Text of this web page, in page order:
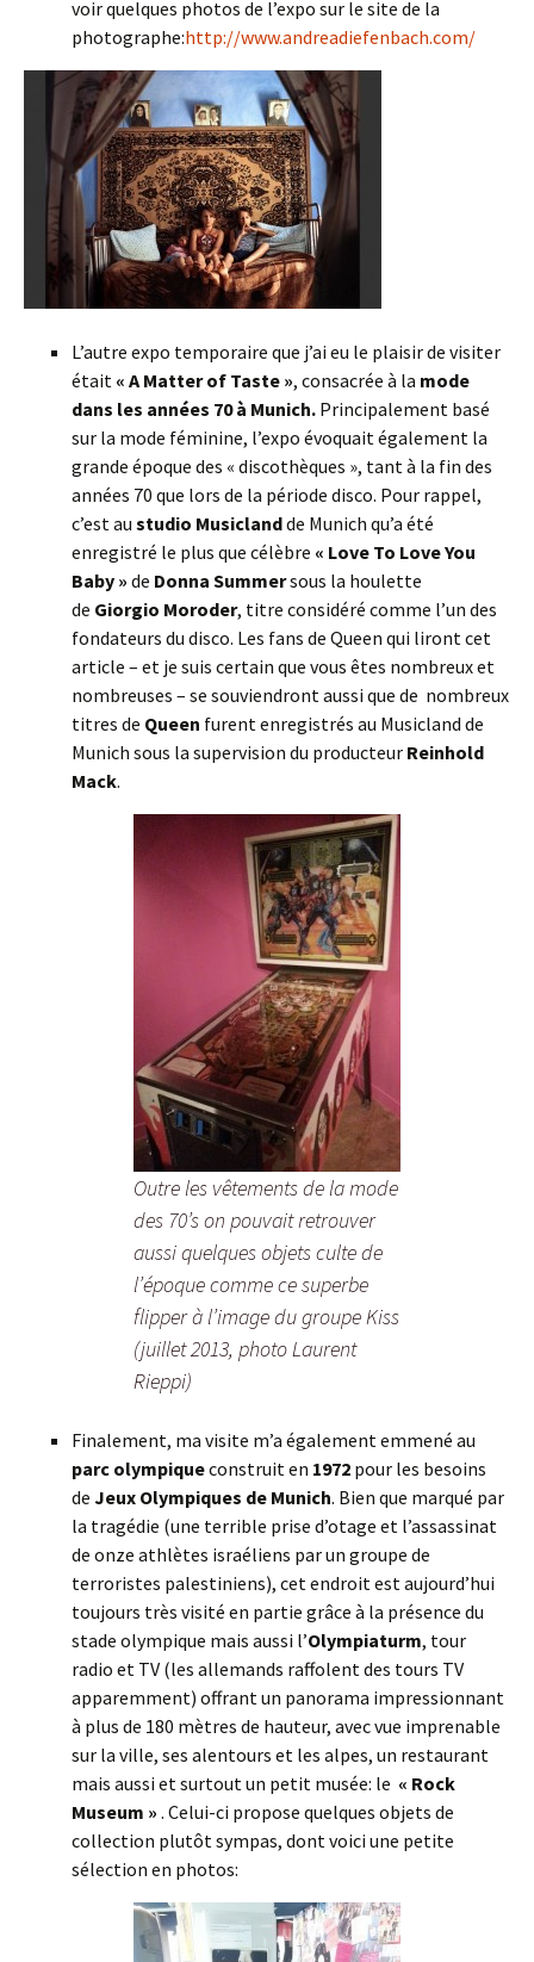
voir quelques photos de l’expo sur le site de la
photographe:http://www.andreadiefenbach.com/
L’autre expo temporaire que j’ai eu le plaisir de visiter
était « A Matter of Taste », consacrée à la mode
dans les années 70 à Munich. Principalement basé
sur la mode féminine, l’expo évoquait également la
grande époque des « discothèques », tant à la fin des
années 70 que lors de la période disco. Pour rappel,
c’est au studio Musiclandde Munich qu’a été
enregistré le plus que célèbre « Love To Love You
Baby » de Donna Summersous la houlette
de Giorgio Moroder, titre considéré comme l’un des
fondateurs du disco. Les fans de Queen qui liront cet
article – et je suis certain que vous êtes nombreux et
nombreuses – se souviendront aussi que de nombreux
titres de Queen furent enregistrés au Musicland de
Munich sous la supervision du producteur Reinhold
Mack.
Outre les vêtements de la mode
des 70’s on pouvait retrouver
aussi quelques objets culte de
l’époque comme ce superbe
flipper à l’image du groupe Kiss
(juillet 2013, photo Laurent
Rieppi)
Finalement, ma visite m’a également emmené au
parc olympiqueconstruit en 1972 pour les besoins
de Jeux Olympiques de Munich. Bien que marqué par
la tragédie (une terrible prise d’otage et l’assassinat
de onze athlètes israéliens par un groupe de
terroristes palestiniens), cet endroit est aujourd’hui
toujours très visité en partie grâce à la présence du
stade olympique mais aussi l’Olympiaturm, tour
radio et TV (les allemands raffolent des tours TV
apparemment) offrant un panorama impressionnant
à plus de 180 mètres de hauteur, avec vue imprenable
sur la ville, ses alentours et les alpes, un restaurant
mais aussi et surtout un petit musée: le « Rock
Museum » . Celui-ci propose quelques objets de
collection plutôt sympas, dont voici une petite
sélection en photos: